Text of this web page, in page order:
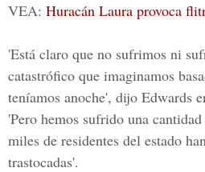
VEA: Huracán Laura provoca
'Está claro que no sufrimos ni
catastrófico que imaginamos
teníamos anoche', dijo Edwards
'Pero hemos sufrido una
miles de residentes del estado
trastocadas'.